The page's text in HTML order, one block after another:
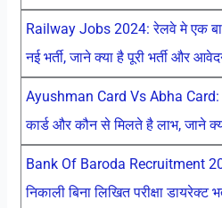
Railway Jobs 2024: रेलवे मे एक
नई भर्ती, जाने क्या है पूरी भर्ती और
Ayushman Card Vs Abha Card:
कार्ड और कौन से मिलते है लाभ, जाने क्या
Bank Of Baroda Recruitment
निकाली बिना लिखित परीक्षा डायरेक्ट